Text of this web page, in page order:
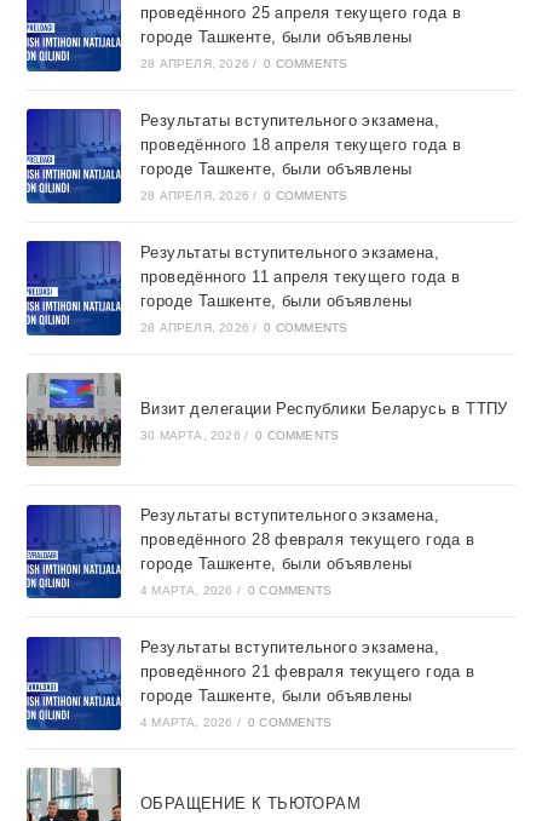
проведённого 25 апреля текущего года в
городе Ташкентe, были объявлены
28 АПРЕЛЯ, 2026 / 0 COMMENTS
Результаты вступительного экзамена,
проведённого 18 апреля текущего года в
городе Ташкентe, были объявлены
28 АПРЕЛЯ, 2026 / 0 COMMENTS
Результаты вступительного экзамена,
проведённого 11 апреля текущего года в
городе Ташкентe, были объявлены
28 АПРЕЛЯ, 2026 / 0 COMMENTS
Визит делегации Республики Беларусь в ТТПУ
30 МАРТА, 2026 / 0 COMMENTS
Результаты вступительного экзамена,
проведённого 28 февраля текущего года в
городе Ташкентe, были объявлены
4 МАРТА, 2026 / 0 COMMENTS
Результаты вступительного экзамена,
проведённого 21 февраля текущего года в
городе Ташкентe, были объявлены
4 МАРТА, 2026 / 0 COMMENTS
ОБРАЩЕНИЕ К ТЬЮТОРАМ